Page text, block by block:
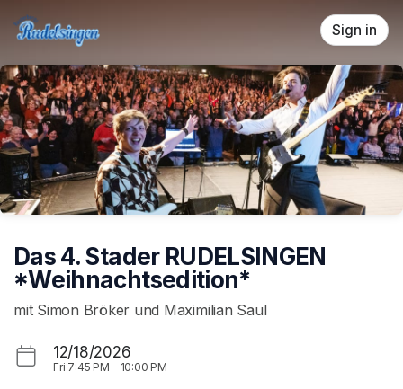
Skip header
Sign in
Das 4. Stader RUDELSINGEN
*Weihnachtsedition*
mit Simon Bröker und Maximilian Saul
12/18/2026
Fri 7:45 PM - 10:00 PM